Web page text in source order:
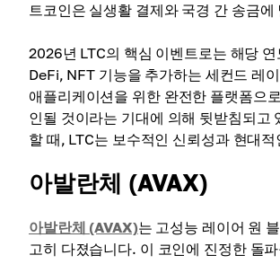
트코인은 실생활 결제와 국경 간 송금
2026년 LTC의 핵심 이벤트로는 해당
DeFi, NFT 기능을 추가하는 세컨드 레
애플리케이션을 위한 완전한 플랫폼으
인될 것이라는 기대에 의해 뒷받침되고
할 때, LTC는 보수적인 신뢰성과 현대
아발란체 (AVAX)
아발란체 (AVAX)는 고성능 레이어 원
고히 다졌습니다. 이 코인에 진정한 돌